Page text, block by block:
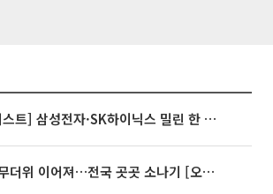
[베스트&워스트] 삼성전자·SK하이닉스 밀린 한 주…상상인증권은 85% 급등
35도 안팎 무더위 이어져…전국 곳곳 소나기 [오늘 날씨]